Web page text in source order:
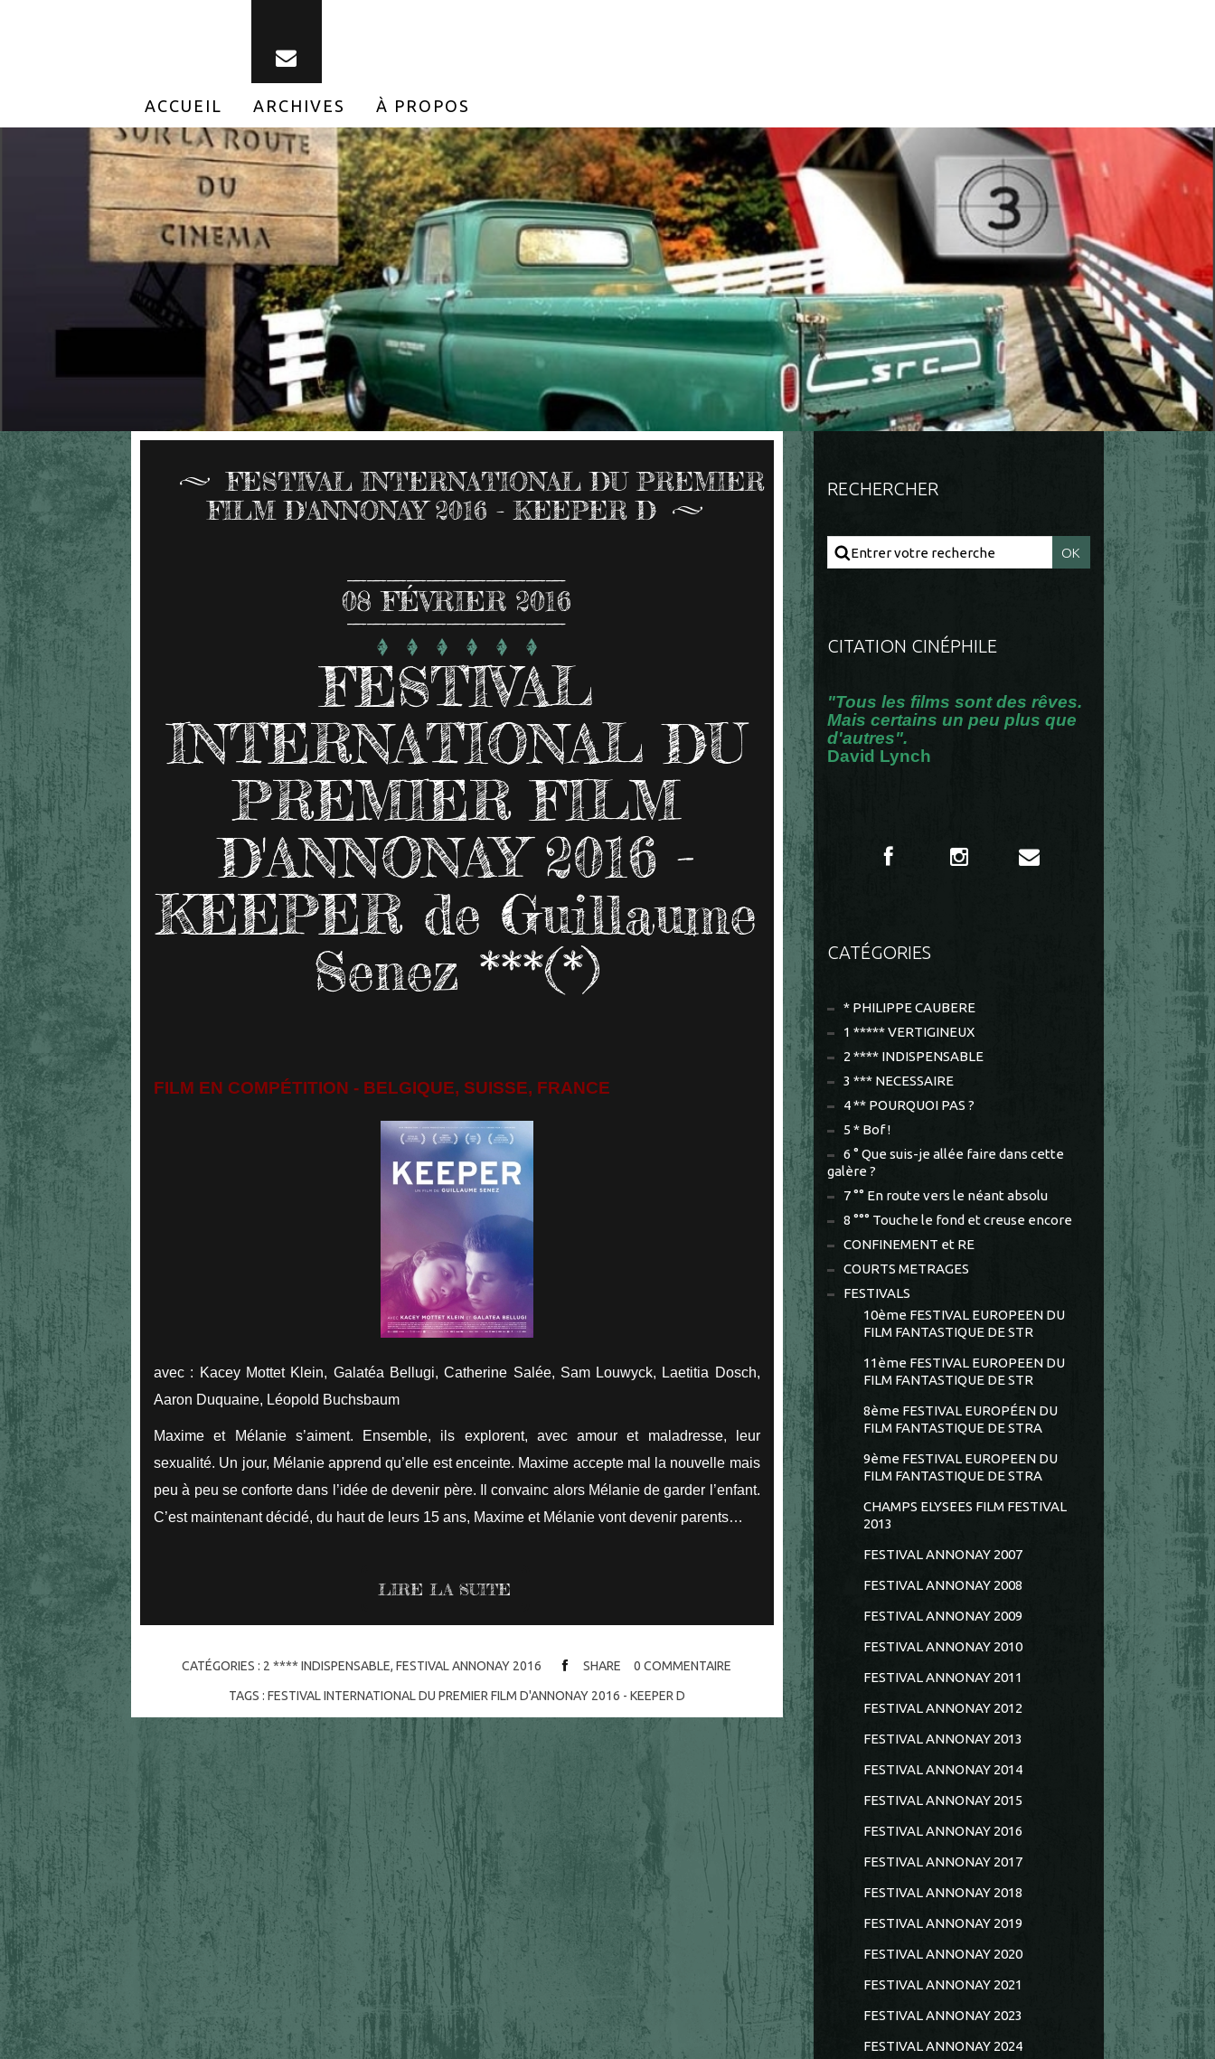
ACCUEIL ARCHIVES À PROPOS
FESTIVAL INTERNATIONAL DU PREMIER
FILM D'ANNONAY 2016 - KEEPER D
08 FÉVRIER 2016
FESTIVAL
INTERNATIONAL DU
PREMIER FILM
D'ANNONAY 2016 -
KEEPER de Guillaume
Senez ***(*)
FILM EN COMPÉTITION - BELGIQUE, SUISSE, FRANCE
avec : Kacey Mottet Klein, Galatéa Bellugi, Catherine Salée, Sam Louwyck, Laetitia Dosch,
Aaron Duquaine, Léopold Buchsbaum
Maxime et Mélanie s’aiment. Ensemble, ils explorent, avec amour et maladresse, leur
sexualité. Un jour, Mélanie apprend qu’elle est enceinte. Maxime accepte mal la nouvelle mais
peu à peu se conforte dans l’idée de devenir père. Il convainc alors Mélanie de garder l’enfant.
C’est maintenant décidé, du haut de leurs 15 ans, Maxime et Mélanie vont devenir parents…
LIRE LA SUITE
CATÉGORIES : 2 **** INDISPENSABLE,FESTIVAL ANNONAY 2016 SHARE 0 COMMENTAIRE
TAGS : FESTIVAL INTERNATIONAL DU PREMIER FILM D'ANNONAY 2016 - KEEPER D
RECHERCHER
CITATION CINÉPHILE
"Tous les films sont des rêves.
Mais certains un peu plus que
d'autres".
David Lynch
CATÉGORIES
* PHILIPPE CAUBERE
1 ***** VERTIGINEUX
2 **** INDISPENSABLE
3 *** NECESSAIRE
4 ** POURQUOI PAS ?
5 * Bof !
6 ° Que suis-je allée faire dans cette
galère ?
7 °° En route vers le néant absolu
8 °°° Touche le fond et creuse encore
CONFINEMENT et RE
COURTS METRAGES
FESTIVALS
10ème FESTIVAL EUROPEEN DU
FILM FANTASTIQUE DE STR
11ème FESTIVAL EUROPEEN DU
FILM FANTASTIQUE DE STR
8ème FESTIVAL EUROPÉEN DU
FILM FANTASTIQUE DE STRA
9ème FESTIVAL EUROPEEN DU
FILM FANTASTIQUE DE STRA
CHAMPS ELYSEES FILM FESTIVAL
2013
FESTIVAL ANNONAY 2007
FESTIVAL ANNONAY 2008
FESTIVAL ANNONAY 2009
FESTIVAL ANNONAY 2010
FESTIVAL ANNONAY 2011
FESTIVAL ANNONAY 2012
FESTIVAL ANNONAY 2013
FESTIVAL ANNONAY 2014
FESTIVAL ANNONAY 2015
FESTIVAL ANNONAY 2016
FESTIVAL ANNONAY 2017
FESTIVAL ANNONAY 2018
FESTIVAL ANNONAY 2019
FESTIVAL ANNONAY 2020
FESTIVAL ANNONAY 2021
FESTIVAL ANNONAY 2023
FESTIVAL ANNONAY 2024